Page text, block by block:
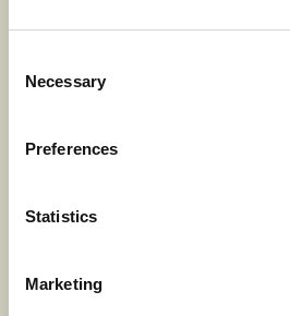
Selection
Necessary
Preferences
Statistics
Marketing